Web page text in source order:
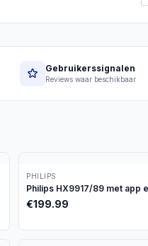
Gebruikerssignalen
Reviews waar beschikbaar
PHILIPS
Philips HX9917/89 met app
€199.99